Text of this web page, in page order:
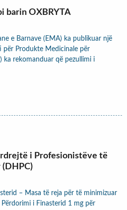
barin OXBRYTA
e Barnave (EMA) ka publikuar një
Produkte Medicinale për
ka rekomanduar që pezullimi i
i Profesionistëve të
– Masa të reja për të minimizuar
i Finasterid 1 mg për